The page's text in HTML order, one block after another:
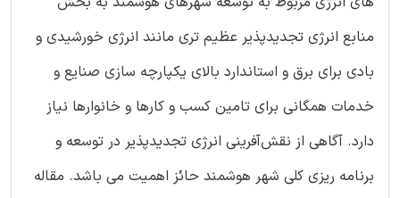
منابع انرژی تجدیدپذیر عظیم تری مانند انرژی خورشیدی و
بادی برای برق و استاندارد بالای یکپارچه سازی صنایع و
خدمات همگانی برای تامین کسب و کارها و خانوارها نیاز
دارد. آگاهی از نقش‌آفرینی انرژی تجدیدپذیر در توسعه و
برنامه ریزی کلی شهر هوشمند حائز اهمیت می باشد. مقاله